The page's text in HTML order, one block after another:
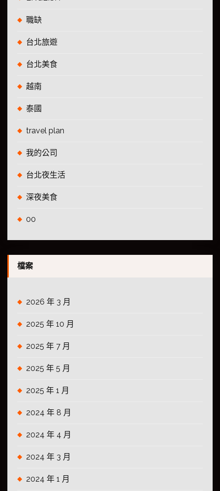
職缺
台北旅遊
台北美食
越南
泰國
travel plan
我的公司
台北夜生活
深夜美食
00
檔案
2026 年 3 月
2025 年 10 月
2025 年 7 月
2025 年 5 月
2025 年 1 月
2024 年 8 月
2024 年 4 月
2024 年 3 月
2024 年 1 月